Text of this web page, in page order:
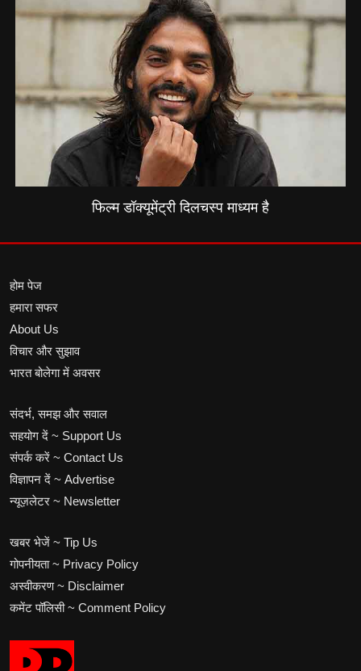
फिल्म डॉक्यूमेंट्री दिलचस्प माध्यम है
होम पेज
हमारा सफर
About Us
विचार और सुझाव
भारत बोलेगा में अवसर
संदर्भ, समझ और सवाल
सहयोग दें ~ Support Us
संपर्क करें ~ Contact Us
विज्ञापन दें ~ Advertise
न्यूज़लेटर ~ Newsletter
खबर भेजें ~ Tip Us
गोपनीयता ~ Privacy Policy
अस्वीकरण ~ Disclaimer
कमेंट पॉलिसी ~ Comment Policy